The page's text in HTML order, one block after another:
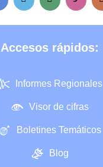
Accesos rápidos:
Informes Regionales
Visor de cifras
Boletines Temáticos
Blog